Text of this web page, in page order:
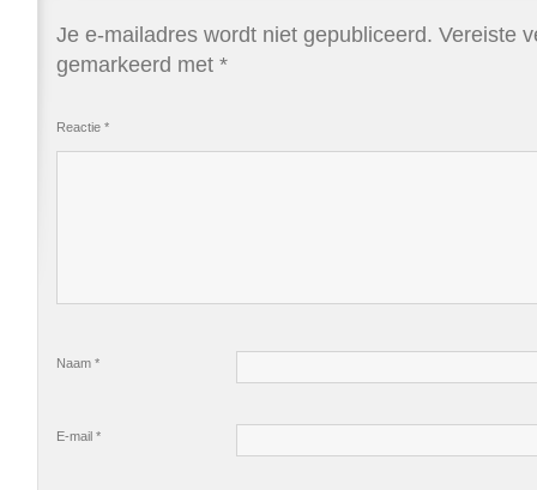
Je e-mailadres wordt niet gepubliceerd. Vereiste
gemarkeerd met *
Reactie *
Naam *
E-mail *